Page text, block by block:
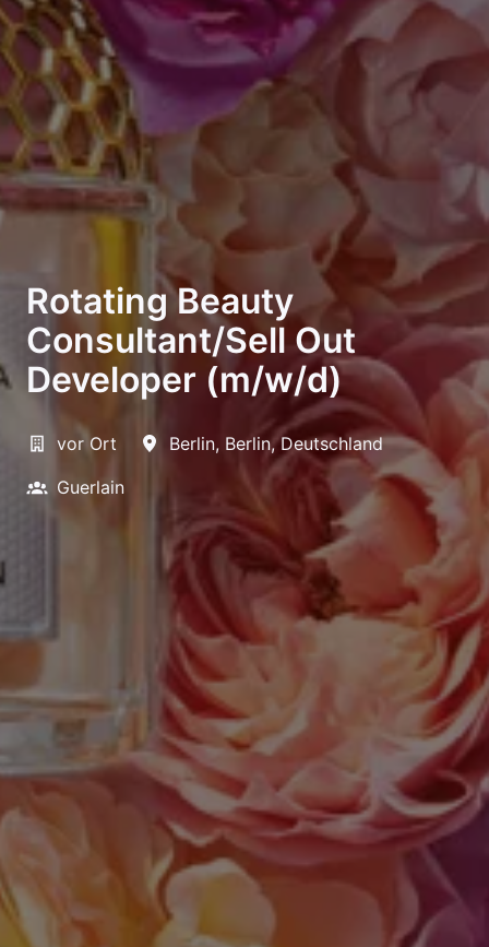
Rotating Beauty
Consultant/Sell Out
Developer (m/w/d)
vor Ort Berlin, Berlin, Deutschland
Guerlain